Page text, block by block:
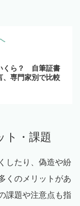
くら？ 自筆証書
、専門家別で比較
ト・課題
したり、偽造や紛
くのメリットがあ
課題や注意点も指